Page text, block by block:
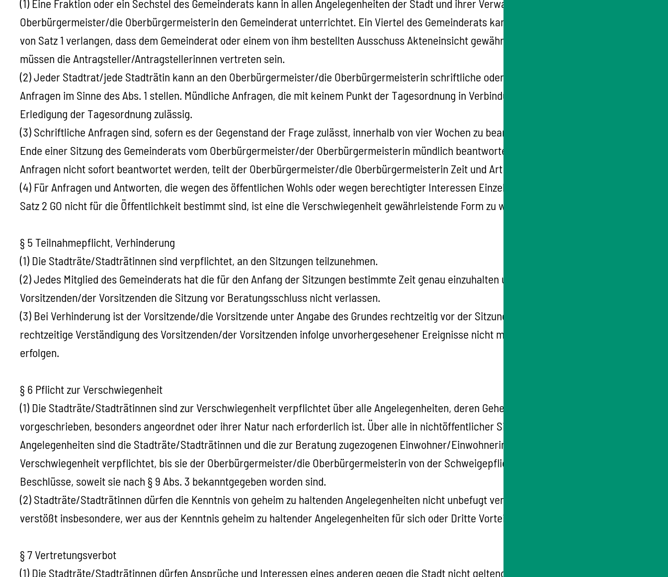
(1) Eine Fraktion oder ein Sechstel des Gemeinderats kann in allen Angelegenheiten der Stadt und ihrer Verwaltung verlangen, dass der
Oberbürgermeister/die Oberbürgermeisterin den Gemeinderat unterrichtet. Ein Viertel des Gemeinderats kann in Angelegenheiten im Sinne
von Satz 1 verlangen, dass dem Gemeinderat oder einem von ihm bestellten Ausschuss Akteneinsicht gewährt wird. In dem Ausschuss
müssen die Antragsteller/Antragstellerinnen vertreten sein.
(2) Jeder Stadtrat/jede Stadträtin kann an den Oberbürgermeister/die Oberbürgermeisterin schriftliche oder in einer Sitzung mündliche
Anfragen im Sinne des Abs. 1 stellen. Mündliche Anfragen, die mit keinem Punkt der Tagesordnung in Verbindung stehen, sind erst nach
Erledigung der Tagesordnung zulässig.
(3) Schriftliche Anfragen sind, sofern es der Gegenstand der Frage zulässt, innerhalb von vier Wochen zu beantworten. Sie können auch am
Ende einer Sitzung des Gemeinderats vom Oberbürgermeister/der Oberbürgermeisterin mündlich beantwortet werden. Können mündliche
Anfragen nicht sofort beantwortet werden, teilt der Oberbürgermeister/die Oberbürgermeisterin Zeit und Art der Beantwortung mit.
(4) Für Anfragen und Antworten, die wegen des öffentlichen Wohls oder wegen berechtigter Interessen Einzelner im Sinne des § 35 Abs. 1
Satz 2 GO nicht für die Öffentlichkeit bestimmt sind, ist eine die Verschwiegenheit gewährleistende Form zu wahren.
§ 5 Teilnahmepflicht, Verhinderung
(1) Die Stadträte/Stadträtinnen sind verpflichtet, an den Sitzungen teilzunehmen.
(2) Jedes Mitglied des Gemeinderats hat die für den Anfang der Sitzungen bestimmte Zeit genau einzuhalten und darf ohne Zustimmung des
Vorsitzenden/der Vorsitzenden die Sitzung vor Beratungsschluss nicht verlassen.
(3) Bei Verhinderung ist der Vorsitzende/die Vorsitzende unter Angabe des Grundes rechtzeitig vor der Sitzung zu verständigen. Ist die
rechtzeitige Verständigung des Vorsitzenden/der Vorsitzenden infolge unvorhergesehener Ereignisse nicht möglich, so kann sie nachträglich
erfolgen.
§ 6 Pflicht zur Verschwiegenheit
(1) Die Stadträte/Stadträtinnen sind zur Verschwiegenheit verpflichtet über alle Angelegenheiten, deren Geheimhaltung gesetzlich
vorgeschrieben, besonders angeordnet oder ihrer Natur nach erforderlich ist. Über alle in nichtöffentlicher Sitzung behandelten
Angelegenheiten sind die Stadträte/Stadträtinnen und die zur Beratung zugezogenen Einwohner/Einwohnerinnen so lange zur
Verschwiegenheit verpflichtet, bis sie der Oberbürgermeister/die Oberbürgermeisterin von der Schweigepflicht entbindet. Dies gilt nicht für
Beschlüsse, soweit sie nach § 9 Abs. 3 bekanntgegeben worden sind.
(2) Stadträte/Stadträtinnen dürfen die Kenntnis von geheim zu haltenden Angelegenheiten nicht unbefugt verwerten. Gegen dieses Verbot
verstößt insbesondere, wer aus der Kenntnis geheim zu haltender Angelegenheiten für sich oder Dritte Vorteile zieht oder ziehen will.
§ 7 Vertretungsverbot
(1) Die Stadträte/Stadträtinnen dürfen Ansprüche und Interessen eines anderen gegen die Stadt nicht geltend machen, soweit sie nicht als